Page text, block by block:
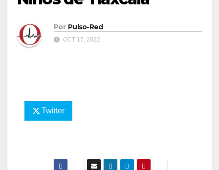
Por Pulso-Red
OCT 17, 2022
Twitter